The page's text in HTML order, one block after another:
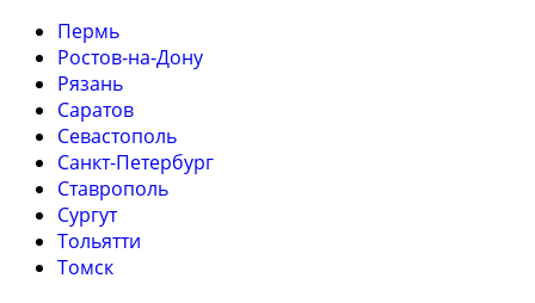
Пермь
Ростов-на-Дону
Рязань
Саратов
Севастополь
Санкт-Петербург
Ставрополь
Сургут
Тольятти
Томск